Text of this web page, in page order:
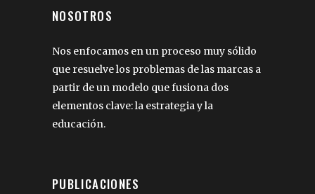
NOSOTROS
Nos enfocamos en un proceso muy sólido
que resuelve los problemas de las marcas a
partir de un modelo que fusiona dos
elementos clave: la estrategia y la
educación.
PUBLICACIONES